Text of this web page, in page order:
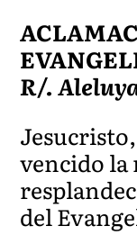
R/.
vencido la
del